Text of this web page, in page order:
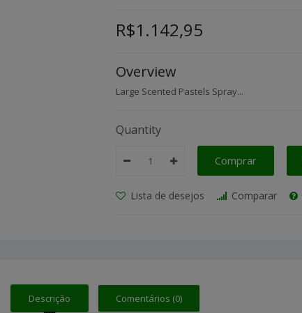
R$1.142,95
Overview
Large Scented Pastels Spray...
Quantity
Comprar
Lista de desejos Comparar
Descrição Comentários (0)